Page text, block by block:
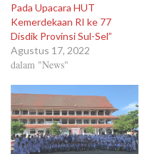
Pada Upacara HUT
Kemerdekaan RI ke 77
Disdik Provinsi Sul-Sel”
Agustus 17, 2022
dalam "News"